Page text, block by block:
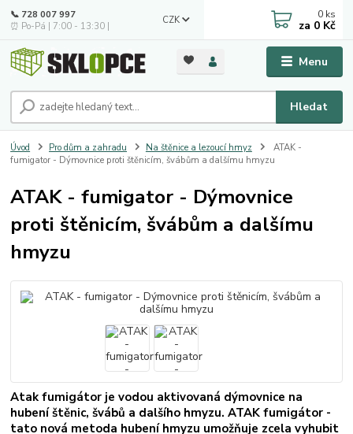
Menu
CZK
Hledat
📞 728 007 997
⏰ Po-Pá | 7:00 - 13:30 |
0 ks
za 0 Kč
Úvod Pro dům a zahradu Na štěnice a lezoucí hmyz
ATAK -
fumigator - Dýmovnice proti štěnicím, švábům a dalšímu hmyzu
ATAK - fumigator - Dýmovnice
proti štěnicím, švábům a dalšímu
hmyzu
Atak fumigátor je vodou aktivovaná dýmovnice na
hubení štěnic, švábů a dalšího hmyzu. ATAK fumigátor -
tato nová metoda hubení hmyzu umožňuje zcela vyhubit